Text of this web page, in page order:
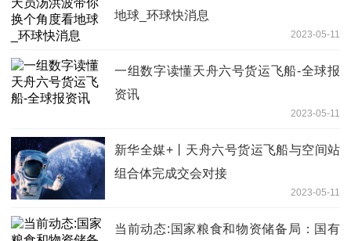
地球_环球快消息
2023-05-11
一组数字读懂天舟六号货运飞船-全球报
资讯
2023-05-11
新华全媒+丨天舟六号货运飞船与空间站
组合体完成交会对接
2023-05-11
当前动态:国家粮食和物资储备局：国有